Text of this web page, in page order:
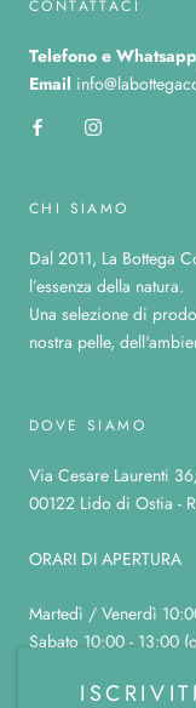
CONTATTACI
Telefono e Whatsapp
Email
CHI SIAMO
Dal 2011, La Bottega
l’essenza della natura.
Una selezione di
nostra pelle,
DOVE SIAMO
Via Cesare Laurenti
00122 Lido di Ostia -
ORARI DI APERTURA
Martedì / Venerdì
Sabato 10:00 - 13:00